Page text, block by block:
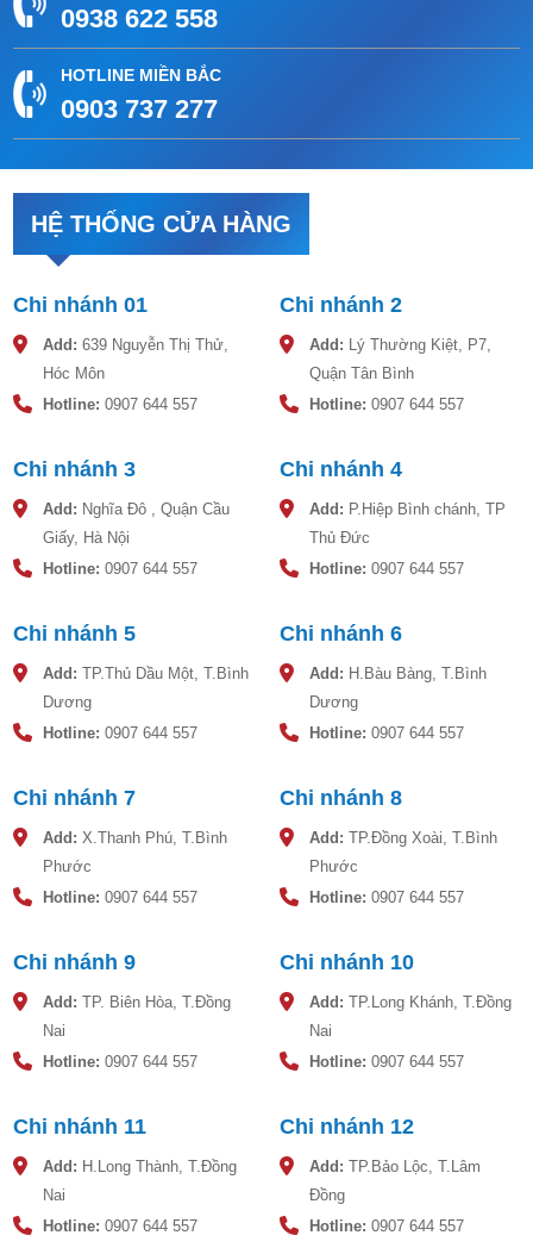
0938 622 558
HOTLINE MIỀN BẮC
0903 737 277
HỆ THỐNG CỬA HÀNG
Chi nhánh 01
Add: 639 Nguyễn Thị Thử,
Hóc Môn
Hotline: 0907 644 557
Chi nhánh 2
Add: Lý Thường Kiệt, P7,
Quận Tân Bình
Hotline: 0907 644 557
Chi nhánh 3
Add: Nghĩa Đô , Quận Cầu
Giấy, Hà Nội
Hotline: 0907 644 557
Chi nhánh 4
Add: P.Hiệp Bình chánh, TP
Thủ Đức
Hotline: 0907 644 557
Chi nhánh 5
Add: TP.Thủ Dầu Một, T.Bình
Dương
Hotline: 0907 644 557
Chi nhánh 6
Add: H.Bàu Bàng, T.Bình
Dương
Hotline: 0907 644 557
Chi nhánh 7
Add: X.Thanh Phú, T.Bình
Phước
Hotline: 0907 644 557
Chi nhánh 8
Add: TP.Đồng Xoài, T.Bình
Phước
Hotline: 0907 644 557
Chi nhánh 9
Add: TP. Biên Hòa, T.Đồng
Nai
Hotline: 0907 644 557
Chi nhánh 10
Add: TP.Long Khánh, T.Đồng
Nai
Hotline: 0907 644 557
Chi nhánh 11
Add: H.Long Thành, T.Đồng
Nai
Hotline: 0907 644 557
Chi nhánh 12
Add: TP.Bảo Lộc, T.Lâm
Đồng
Hotline: 0907 644 557